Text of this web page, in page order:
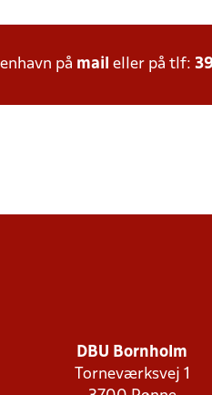
på mail eller på tlf:
DBU Bornholm
Torneværksvej 1